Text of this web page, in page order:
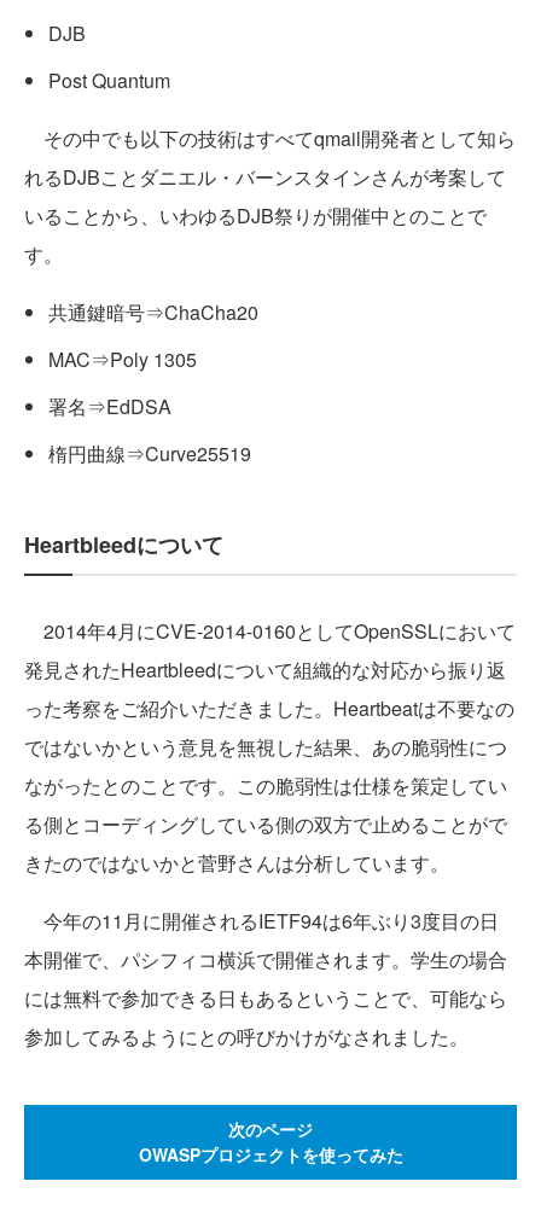
DJB
Post Quantum
その中でも以下の技術はすべてqmail開発者として知ら
れるDJBことダニエル・バーンスタインさんが考案して
いることから、いわゆるDJB祭りが開催中とのことで
す。
共通鍵暗号⇒ChaCha20
MAC⇒Poly 1305
署名⇒EdDSA
楕円曲線⇒Curve25519
Heartbleedについて
2014年4月にCVE-2014-0160としてOpenSSLにおいて
発見されたHeartbleedについて組織的な対応から振り返
った考察をご紹介いただきました。Heartbeatは不要なの
ではないかという意見を無視した結果、あの脆弱性につ
ながったとのことです。この脆弱性は仕様を策定してい
る側とコーディングしている側の双方で止めることがで
きたのではないかと菅野さんは分析しています。
今年の11月に開催されるIETF94は6年ぶり3度目の日
本開催で、パシフィコ横浜で開催されます。学生の場合
には無料で参加できる日もあるということで、可能なら
参加してみるようにとの呼びかけがなされました。
次のページ
OWASPプロジェクトを使ってみた